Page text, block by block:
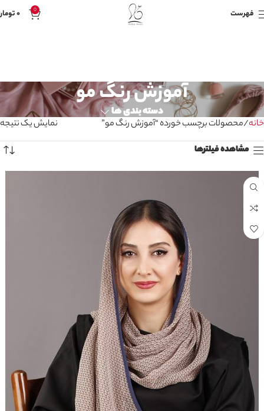
فهرست 0 ۰
آموزش رنگ مو
دسته بندی ها
خانه محصولات برچسب خورده “آموزش رنگ مو”
نمایش یک نتیجه
مشاهده فیلترها